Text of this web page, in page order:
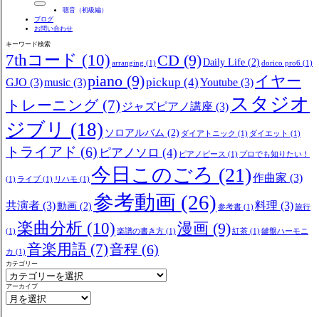
聴音（初級編）
ブログ
お問い合わせ
キーワード検索
7thコード (10) arranging (1) CD (9)Daily Life (2) dorico pro6 (1)
GJO (3)music (3)piano (9)pickup (4)Youtube (3) イヤー
トレーニング (7) ジャズピアノ講座 (3) スタジオ
ジブリ (18) ソロアルバム (2) ダイアトニック (1) ダイエット (1)
トライアド (6) ピアノソロ (4) ピアノピース (1) プロでも知りたい！
(1) ライブ (1) リハモ (1)今日このごろ (21)作曲家 (3)
共演者 (3)動画 (2) 参考動画 (26) 参考書 (1)料理 (3)旅行
(1) 楽曲分析 (10) 楽譜の書き方 (1)漫画 (9)紅茶 (1)鍵盤ハーモニ
カ (1)音楽用語 (7)音程 (6)
カテゴリー
アーカイブ